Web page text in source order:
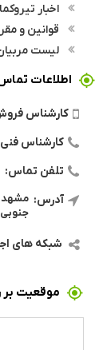
اخبار
قوانین و
لیست
اطلاعات
کارشناس
کارشناس
تلفن تماس:
آدرس: مشهد
جنوبی
شبکه های
موقعیت